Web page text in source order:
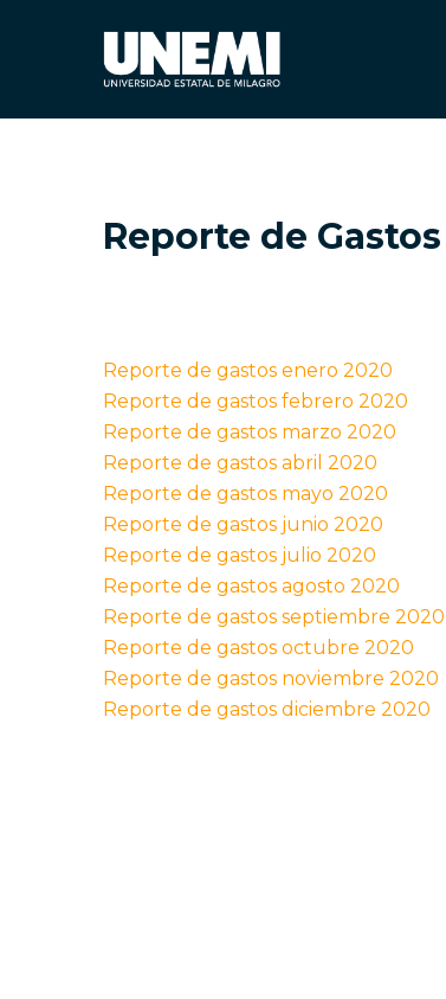
Reporte de
Reporte de gastos enero 2020
Reporte de gastos febrero 2020
Reporte de gastos marzo 2020
Reporte de gastos abril 2020
Reporte de gastos mayo 2020
Reporte de gastos junio 2020
Reporte de gastos julio 2020
Reporte de gastos agosto 2020
Reporte de gastos septiembre 2020
Reporte de gastos octubre 2020
Reporte de gastos noviembre 2020
Reporte de gastos diciembre 2020